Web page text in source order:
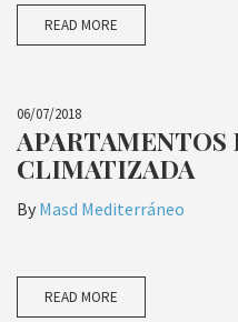
READ MORE
06/07/2018
APARTAMENTOS
CLIMATIZADA
By Masd Mediterráneo
READ MORE